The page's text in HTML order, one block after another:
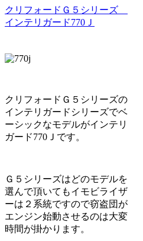
クリフォードＧ５シリーズ
インテリガード770Ｊ
クリフォードＧ５シリーズの
インテリガードシリーズでベ
ーシックなモデルがインテリ
ガード770Ｊです。
Ｇ５シリーズはどのモデルを
選んで頂いてもイモビライザ
ーは２系統ですので窃盗団が
エンジン始動させるのは大変
時間が掛かります。